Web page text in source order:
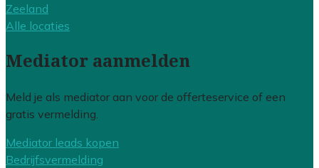
Zeeland
Alle locaties
Mediator aanmelden
Meld je als mediator aan voor de offerteservice of een
gratis vermelding.
Mediator leads kopen
Bedrijfsvermelding